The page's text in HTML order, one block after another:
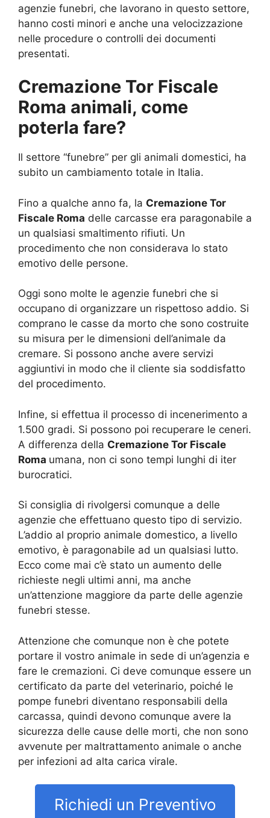
agenzie funebri, che lavorano in questo settore,
hanno costi minori e anche una velocizzazione
nelle procedure o controlli dei documenti
presentati.
Cremazione Tor Fiscale
Roma animali, come
poterla fare?
Il settore “funebre” per gli animali domestici, ha
subito un cambiamento totale in Italia.
Fino a qualche anno fa, la Cremazione Tor
Fiscale Roma delle carcasse era paragonabile a
un qualsiasi smaltimento rifiuti. Un
procedimento che non considerava lo stato
emotivo delle persone.
Oggi sono molte le agenzie funebri che si
occupano di organizzare un rispettoso addio. Si
comprano le casse da morto che sono costruite
su misura per le dimensioni dell’animale da
cremare. Si possono anche avere servizi
aggiuntivi in modo che il cliente sia soddisfatto
del procedimento.
Infine, si effettua il processo di incenerimento a
1.500 gradi. Si possono poi recuperare le ceneri.
A differenza della Cremazione Tor Fiscale
Roma umana, non ci sono tempi lunghi di iter
burocratici.
Si consiglia di rivolgersi comunque a delle
agenzie che effettuano questo tipo di servizio.
L’addio al proprio animale domestico, a livello
emotivo, è paragonabile ad un qualsiasi lutto.
Ecco come mai c’è stato un aumento delle
richieste negli ultimi anni, ma anche
un’attenzione maggiore da parte delle agenzie
funebri stesse.
Attenzione che comunque non è che potete
portare il vostro animale in sede di un’agenzia e
fare le cremazioni. Ci deve comunque essere un
certificato da parte del veterinario, poiché le
pompe funebri diventano responsabili della
carcassa, quindi devono comunque avere la
sicurezza delle cause delle morti, che non sono
avvenute per maltrattamento animale o anche
per infezioni ad alta carica virale.
Richiedi un Preventivo